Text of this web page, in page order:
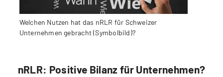
Welchen Nutzen hat das nRLR für Schweizer
Unternehmen gebracht (Symbolbild)?
nRLR: Positive Bilanz für Unternehmen?